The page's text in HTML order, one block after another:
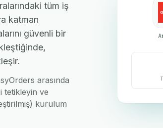
tüm iş
katman
güvenli bir
arasında
tetikleyin ve
kurulum